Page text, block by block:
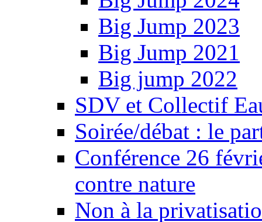
Big Jump 2023
Big Jump 2021
Big jump 2022
SDV et Collectif
Soirée/débat : le
Conférence 26
contre nature
Non à la